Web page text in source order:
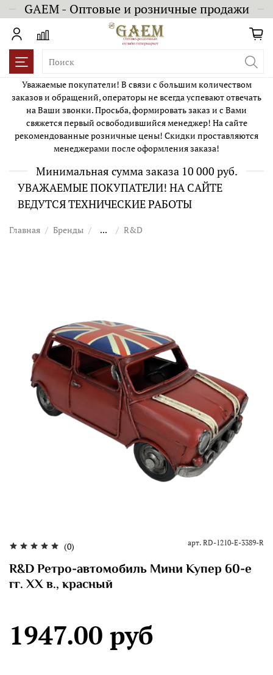
GAEM - Оптовые и розничные продажи
Уважаемые покупатели! В связи с большим количеством
заказов и обращений, операторы не всегда успевают отвечать
на Ваши звонки. Просьба, формировать заказ и с Вами
свяжется первый освободившийся менеджер! На сайте
рекомендованные розничные цены! Скидки проставляются
менеджерами после оформления заказа!
Минимальная сумма заказа 10 000 руб.
УВАЖАЕМЫЕ ПОКУПАТЕЛИ! НА САЙТЕ
ВЕДУТСЯ ТЕХНИЧЕСКИЕ РАБОТЫ
Главная Бренды ... R&D
(0) арт. RD-1210-E-3389-R
R&D Ретро-автомобиль Мини Купер 60-е
гг. XX в., красный
1947.00 руб